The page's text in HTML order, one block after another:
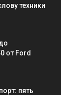
техники
от Ford
пять